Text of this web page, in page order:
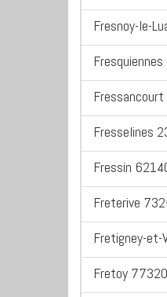
Fresnoy-le-
Fresselines
Fressin
Freterive
Fretigney-et-
Fretoy 77320